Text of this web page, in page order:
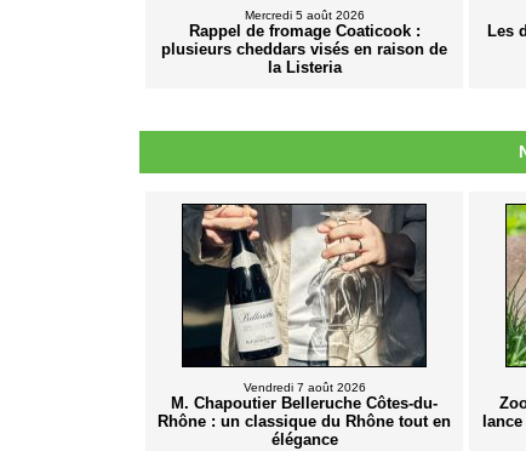
Mercredi 5 août 2026
Rappel de fromage Coaticook :
plusieurs cheddars visés en raison de
la Listeria
Les
Vendredi 7 août 2026
M. Chapoutier Belleruche Côtes-du-
Rhône : un classique du Rhône tout en
élégance